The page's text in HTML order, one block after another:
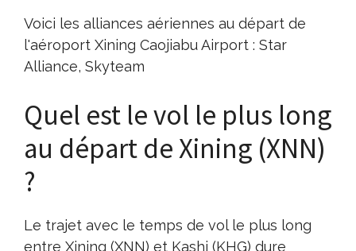
Voici les alliances aériennes au départ de
l'aéroport Xining Caojiabu Airport : Star
Alliance, Skyteam
Quel est le vol le plus long
au départ de Xining (XNN)
?
Le trajet avec le temps de vol le plus long
entre Xining (XNN) et Kashi (KHG) dure